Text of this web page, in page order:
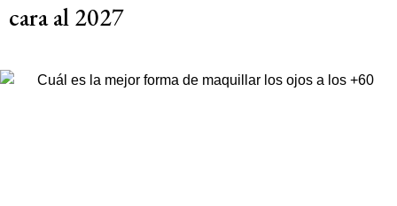
cara al 2027